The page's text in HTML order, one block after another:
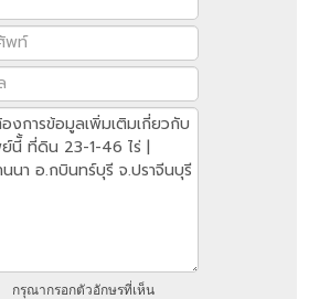
กรุณากรอกตัวอักษรที่เห็น